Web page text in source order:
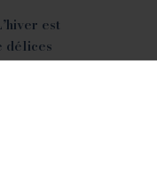
est
délices
un